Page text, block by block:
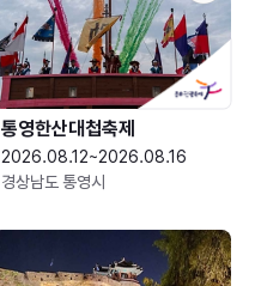
통영한산대첩축제
2026.08.12~2026.08.16
경상남도 통영시